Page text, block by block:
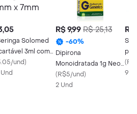
Solomed
3ml com
25mm x 7mm
und)
R$ 9,99 R$ 25,13
-60%
Dipirona
Monoidratada 1g Neo
Química com 10
Comprimidos
(R$5/und)
2 Und
R$
(
9